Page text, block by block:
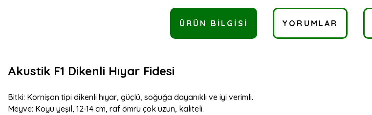
ÜRÜN BILGISI YORUMLAR
Akustik F1 Dikenli Hıyar Fidesi
Bitki: Kornişon tipi dikenli hıyar, güçlü, soğuğa dayanıklı ve iyi verimli.
Meyve: Koyu yeşil, 12-14 cm, raf ömrü çok uzun, kaliteli.